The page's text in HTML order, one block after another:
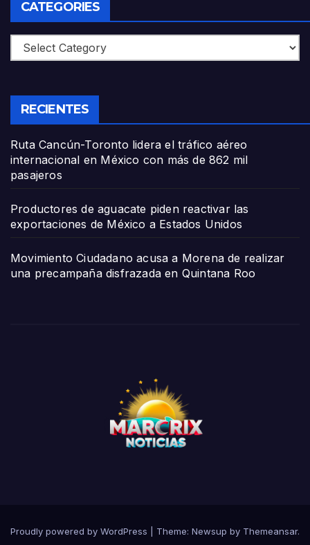
CATEGORIES
Categories
RECIENTES
Ruta Cancún-Toronto lidera el tráfico aéreo
internacional en México con más de 862 mil
pasajeros
Productores de aguacate piden reactivar las
exportaciones de México a Estados Unidos
Movimiento Ciudadano acusa a Morena de realizar
una precampaña disfrazada en Quintana Roo
Proudly powered by WordPress Theme: Newsup by Themeansar.